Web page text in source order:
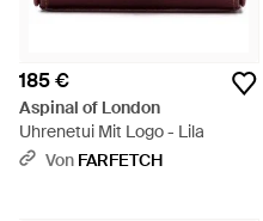
185 €
Aspinal of London
Uhrenetui Mit Logo - Lila
Von FARFETCH